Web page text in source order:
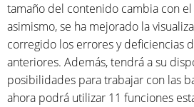
tamaño del contenido cambia con
asimismo, se ha mejorado la
corregido los errores y deficiencias
anteriores. Además, tendrá a su
posibilidades para trabajar con las
ahora podrá utilizar 11 funciones